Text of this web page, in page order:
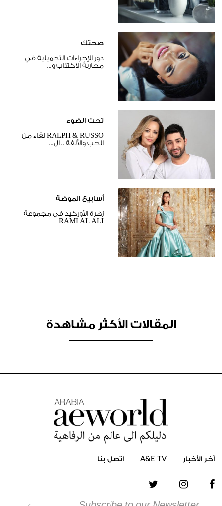
صحتك
دور الإجراءات التجميلية في
محاربة الاكتئاب و...
تحت الضوء
RALPH & RUSSO لقاء من
الحب والألفة .. ال...
أسابيع الموضة
زهرة الأوركيد في مجموعة
RAMI AL ALI
المقالات الأكثر مشاهدة
آخر الأخبار A&E TV اتصل بنا